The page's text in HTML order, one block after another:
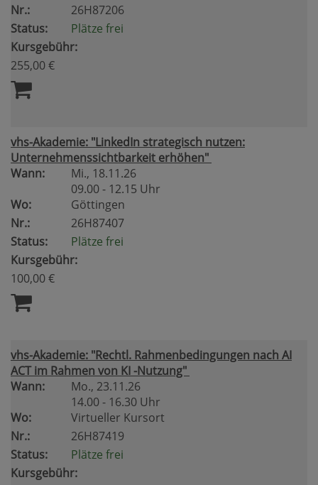
Nr.:
26H87206
Status:
Plätze frei
Kursgebühr:
255,00 €
vhs-Akademie: "LinkedIn strategisch nutzen:
Unternehmenssichtbarkeit erhöhen"
Wann:
Mi., 18.11.26
09.00 - 12.15 Uhr
Wo:
Göttingen
Nr.:
26H87407
Status:
Plätze frei
Kursgebühr:
100,00 €
vhs-Akademie: "Rechtl. Rahmenbedingungen nach AI
ACT im Rahmen von KI -Nutzung"
Wann:
Mo., 23.11.26
14.00 - 16.30 Uhr
Wo:
Virtueller Kursort
Nr.:
26H87419
Status:
Plätze frei
Kursgebühr: